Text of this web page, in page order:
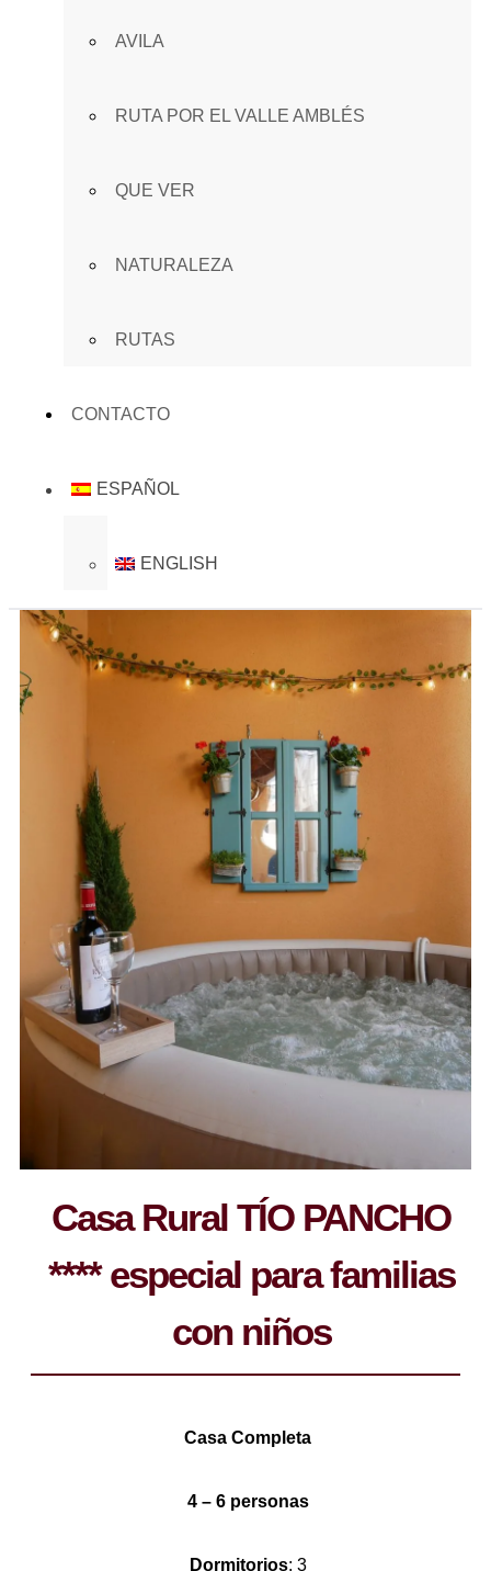
AVILA
RUTA POR EL VALLE AMBLÉS
QUE VER
NATURALEZA
RUTAS
CONTACTO
ESPAÑOL
ENGLISH
Casa Rural TÍO PANCHO
**** especial para familias
con niños
Casa Completa
4 – 6 personas
Dormitorios: 3